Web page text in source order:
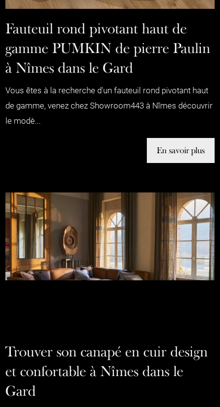
Fauteuil rond pivotant haut de
gamme PUMKIN de pierre Paulin
à Nîmes dans le Gard
Vous êtes à la recherche d'un fauteuil rond pivotant haut
de gamme, venez chez Showroom443 à Nîmes découvrir
le modè...
En savoir plus
Trouver son canapé en cuir design
et confortable à Nîmes dans le
Gard